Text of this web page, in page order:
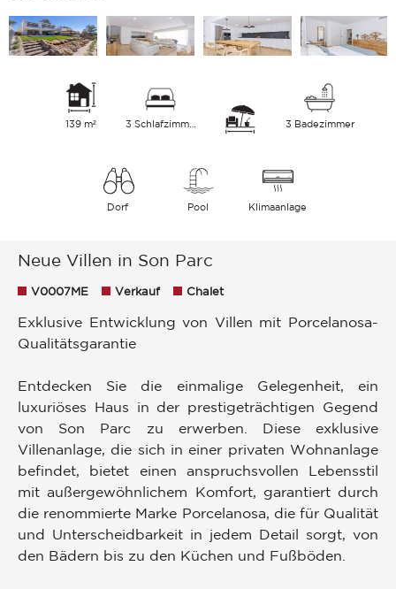
139 m² 3 Schlafzimmer 3 Badezimmer
Dorf Pool Klimaanlage
Neue Villen in Son Parc
V0007ME Verkauf Chalet
Exklusive Entwicklung von Villen mit Porcelanosa-
Qualitätsgarantie
Entdecken Sie die einmalige Gelegenheit, ein
luxuriöses Haus in der prestigeträchtigen Gegend
von Son Parc zu erwerben. Diese exklusive
Villenanlage, die sich in einer privaten Wohnanlage
befindet, bietet einen anspruchsvollen Lebensstil
mit außergewöhnlichem Komfort, garantiert durch
die renommierte Marke Porcelanosa, die für Qualität
und Unterscheidbarkeit in jedem Detail sorgt, von
den Bädern bis zu den Küchen und Fußböden.